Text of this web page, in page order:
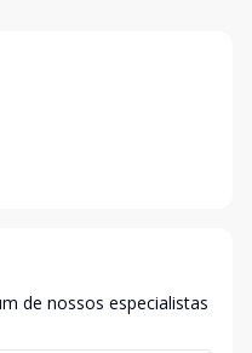
de nossos especialistas